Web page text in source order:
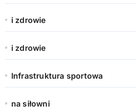
i zdrowie
i zdrowie
Infrastruktura sportowa
na siłowni